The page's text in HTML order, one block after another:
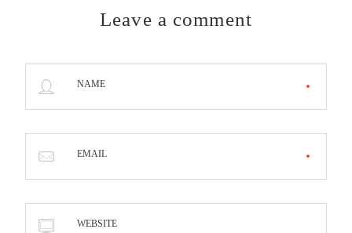
Leave a comment
NAME
EMAIL
WEBSITE